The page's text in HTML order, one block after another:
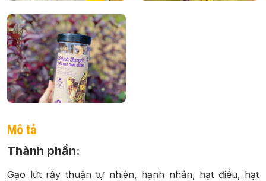
Mô tả
Thành phần:
Gạo lứt rẫy thuận tự nhiên, hạnh nhân, hạt điều, hạt